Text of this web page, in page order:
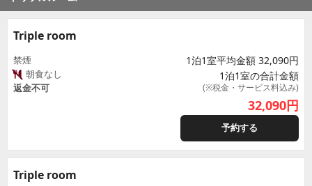
Triple room
禁煙
朝食なし
返金不可
1泊1室平均金額 32,090円
1泊1室の合計金額
(※税金・サービス料込み)
32,090円
予約する
Triple room